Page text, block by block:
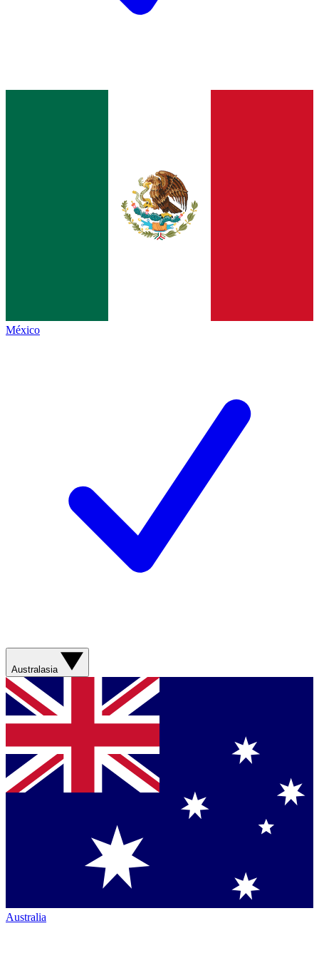
México
Australasia
Australia